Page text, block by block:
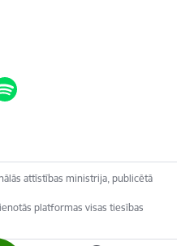
attīstības ministrija, publicētā
platformas visas tiesības